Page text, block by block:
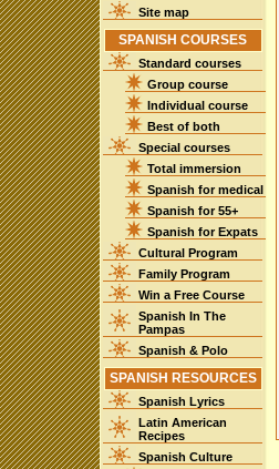
Site map
SPANISH COURSES
Standard courses
Group course
Individual course
Best of both
Special courses
Total immersion
Spanish for medical
Spanish for 55+
Spanish for Expats
Cultural Program
Family Program
Win a Free Course
Spanish In The
Pampas
Spanish & Polo
SPANISH RESOURCES
Spanish Lyrics
Latin American
Recipes
Spanish Culture